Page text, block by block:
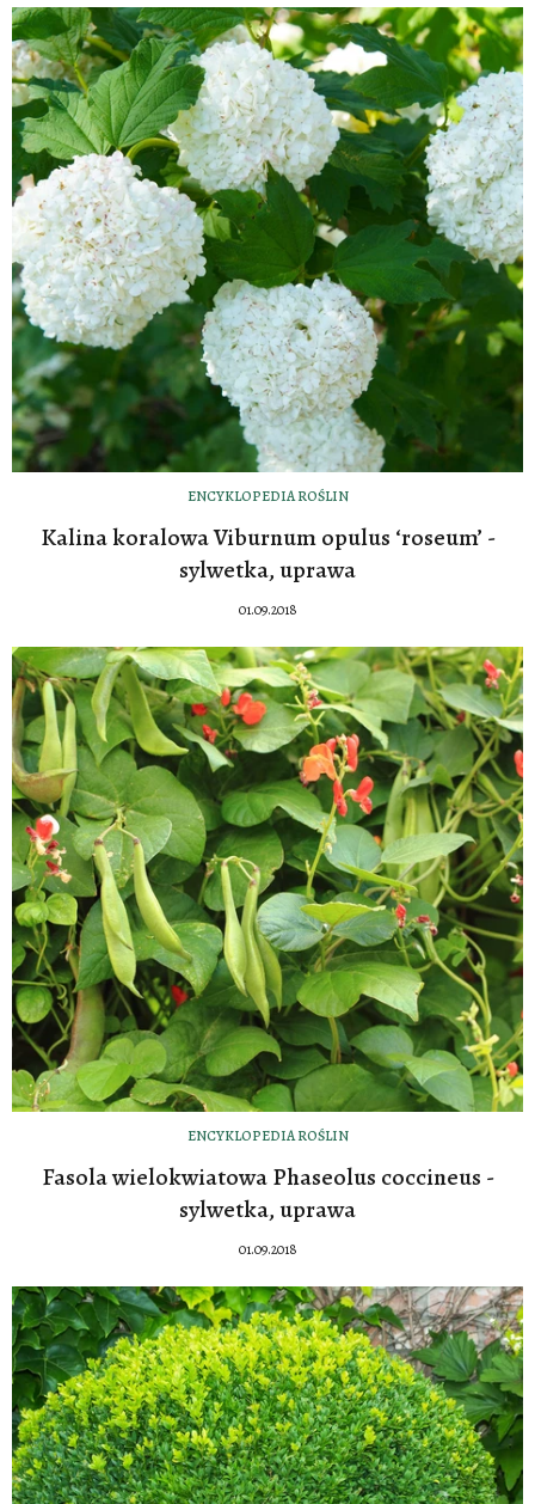
ENCYKLOPEDIA ROŚLIN
Kalina koralowa Viburnum opulus ‘roseum’ -
sylwetka, uprawa
01.09.2018
ENCYKLOPEDIA ROŚLIN
Fasola wielokwiatowa Phaseolus coccineus -
sylwetka, uprawa
01.09.2018